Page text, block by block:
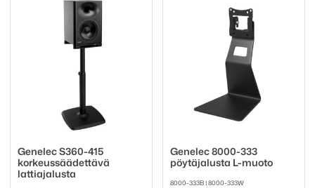
Genelec S360-415
korkeussäädettävä
lattiajalusta
Genelec 8000-333
pöytäjalusta L-muoto
8000-333B | 8000-333W